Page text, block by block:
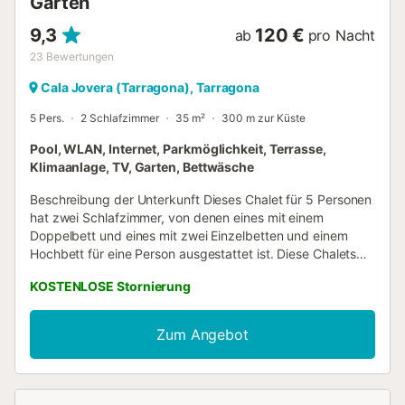
9,3
23 Bewertungen
ab 120 € pro Nacht
Cala Jovera (Tarragona), Tarragona
5 Pers. 2 Schlafzimmer 35 m² 300 m zur Küste
Pool, WLAN, Internet, Parkmöglichkeit, Terrasse,
Klimaanlage, TV, Garten, Bettwäsche
Beschreibung der Unterkunft Dieses Chalet für 5 Personen
hat zwei Schlafzimmer, von denen eines mit einem
Doppelbett und eines mit zwei Einzelbetten und einem
Hochbett für eine Person ausgestattet ist. Diese Chalets
offene Küche mit Spülmaschine und Mikrowelle und ein
Badezimmer mit Dusche und Toilette. Sie verfügen über
eine große überdachte Terrasse/Veranda und es gibt eine
Parkmöglichkeit für ein Auto. Für ein eventuelles
zusätzliches Auto zahlen Sie vor Ort 12 € pro Nacht. Diese
KOSTENLOSE Stornierung
Zum Angebot